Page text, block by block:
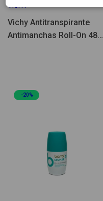
VICHY
Vichy Antitranspirante
Antimanchas Roll-On 48H
-20%